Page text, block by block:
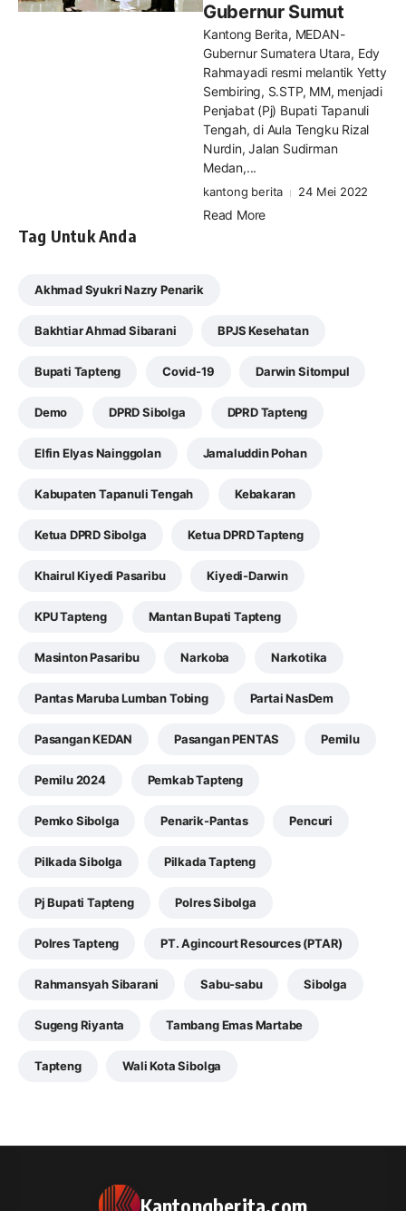
Gubernur Sumut
Kantong Berita, MEDAN-
Gubernur Sumatera Utara, Edy
Rahmayadi resmi melantik Yetty
Sembiring, S.STP, MM, menjadi
Penjabat (Pj) Bupati Tapanuli
Tengah, di Aula Tengku Rizal
Nurdin, Jalan Sudirman
Medan,...
kantong berita 24 Mei 2022
Read More
Tag Untuk Anda
Akhmad Syukri Nazry Penarik
Bakhtiar Ahmad Sibarani BPJS Kesehatan
Bupati Tapteng Covid-19 Darwin Sitompul
Demo DPRD Sibolga DPRD Tapteng
Elfin Elyas Nainggolan Jamaluddin Pohan
Kabupaten Tapanuli Tengah Kebakaran
Ketua DPRD Sibolga Ketua DPRD Tapteng
Khairul Kiyedi Pasaribu Kiyedi-Darwin
KPU Tapteng Mantan Bupati Tapteng
Masinton Pasaribu Narkoba Narkotika
Pantas Maruba Lumban Tobing Partai NasDem
Pasangan KEDAN Pasangan PENTAS Pemilu
Pemilu 2024 Pemkab Tapteng
Pemko Sibolga Penarik-Pantas Pencuri
Pilkada Sibolga Pilkada Tapteng
Pj Bupati Tapteng Polres Sibolga
Polres Tapteng PT. Agincourt Resources (PTAR)
Rahmansyah Sibarani Sabu-sabu Sibolga
Sugeng Riyanta Tambang Emas Martabe
Tapteng Wali Kota Sibolga
Kantongberita.com